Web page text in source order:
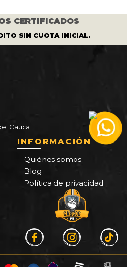
CERTIFICADOS
SIN CUOTA INICIAL.
Cauca
INFORMACIÓN
Quiénes somos
Blog
Política de privacidad